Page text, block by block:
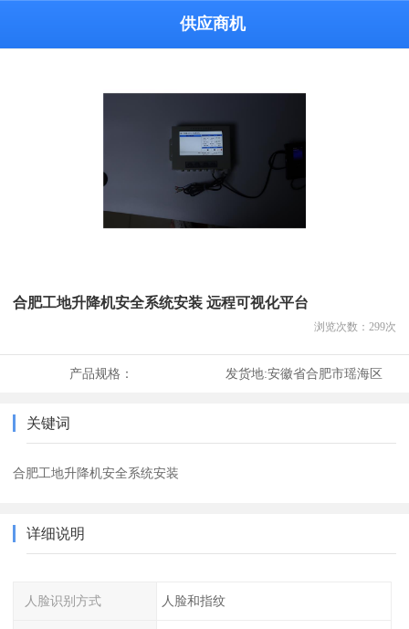
供应商机
合肥工地升降机安全系统安装 远程可视化平台
浏览次数： 299次
产品规格： 发货地:安徽省合肥市瑶海区
关键词
合肥工地升降机安全系统安装
详细说明
人脸识别方式 人脸和指纹